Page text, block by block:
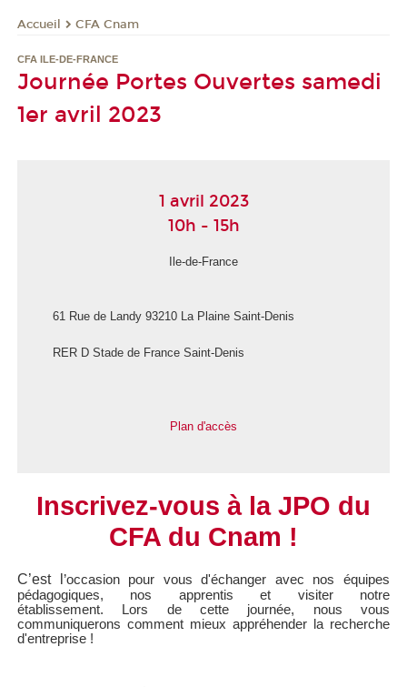
Accueil CFA Cnam
CFA ILE-DE-FRANCE
Journée Portes Ouvertes samedi
1er avril 2023
1 avril 2023
10h - 15h
Ile-de-France
61 Rue de Landy 93210 La Plaine Saint-Denis
RER D Stade de France Saint-Denis
Plan d'accès